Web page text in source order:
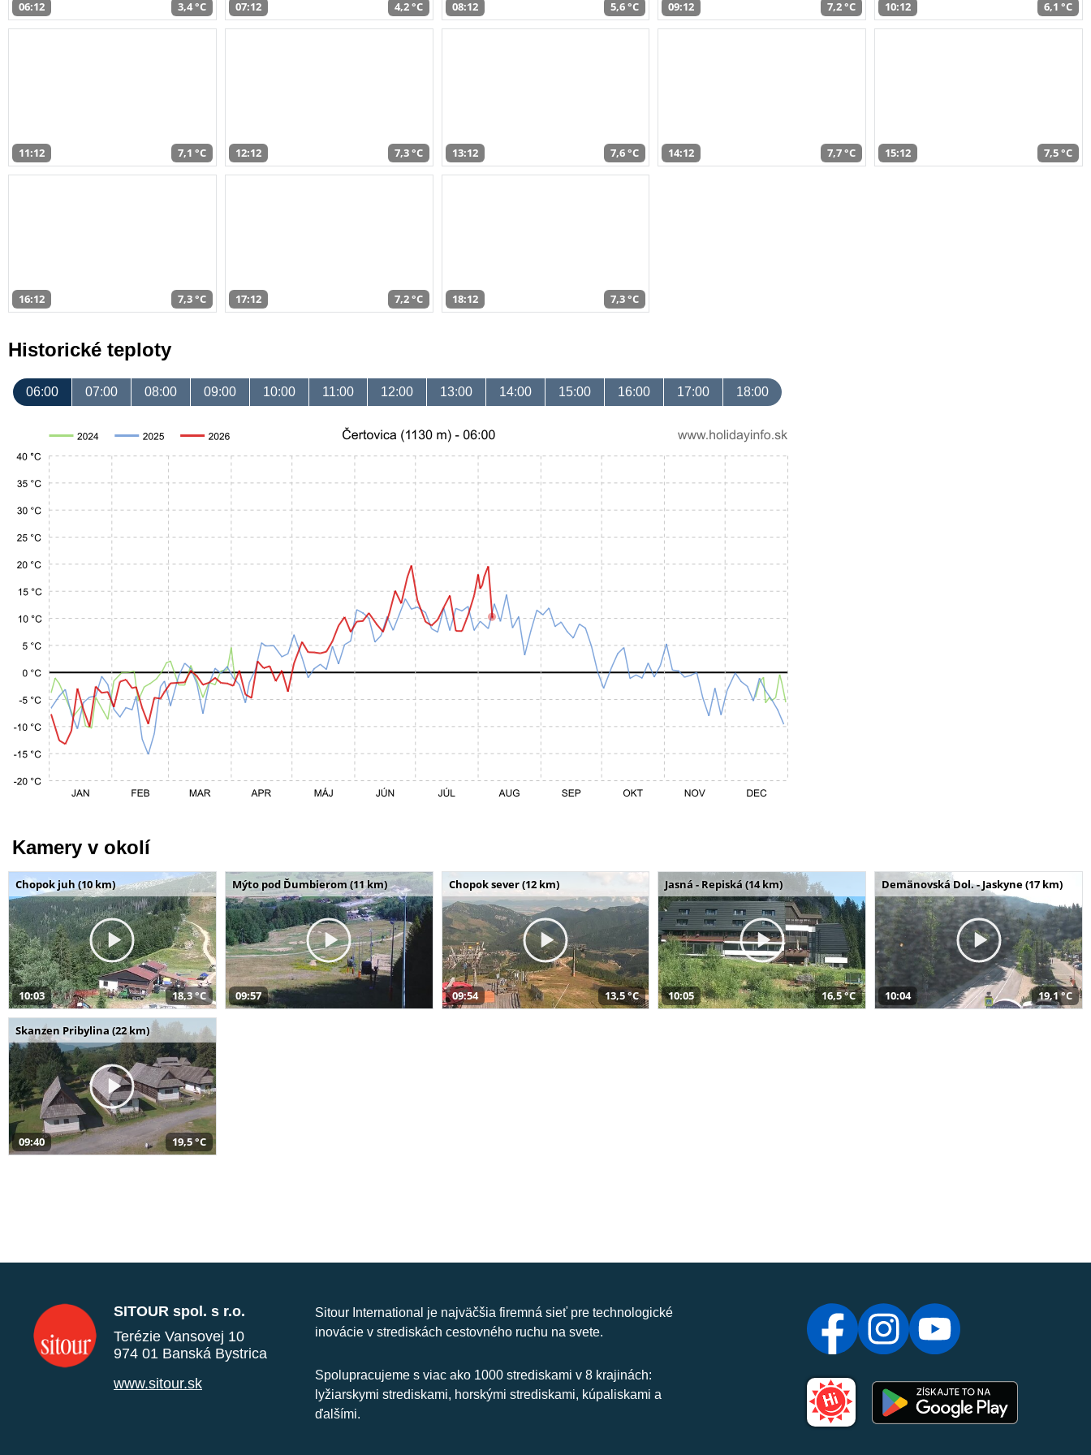
06:12 3,4 °C 07:12 4,2 °C 08:12 5,6 °C 09:12 7,2 °C 10:12 6,1 °C
11:12 7,1 °C 12:12 7,3 °C 13:12 7,6 °C 14:12 7,7 °C 15:12 7,5 °C
16:12 7,3 °C 17:12 7,2 °C 18:12 7,3 °C
Historické teploty
06:00 07:00 08:00 09:00 10:00 11:00 12:00 13:00 14:00 15:00 16:00 17:00 18:00
Kamery v okolí
Chopok juh (10 km)
10:03 18,3 °C
Mýto pod Ďumbierom (11 km)
09:57
Chopok sever (12 km)
09:54 13,5 °C
Jasná - Repiská (14 km)
10:05 16,5 °C
Demänovská Dol. - Jaskyne (17 km)
10:04 19,1 °C
Skanzen Pribylina (22 km)
09:40 19,5 °C
SITOUR spol. s r.o.
Terézie Vansovej 10
974 01 Banská Bystrica
www.sitour.sk
Sitour International je najväčšia firemná sieť pre technologické
inovácie v strediskách cestovného ruchu na svete.
Spolupracujeme s viac ako 1000 strediskami v 8 krajinách:
lyžiarskymi strediskami, horskými strediskami, kúpaliskami a
ďalšími.